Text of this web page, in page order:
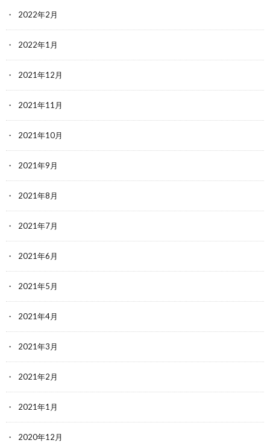
2022年2月
2022年1月
2021年12月
2021年11月
2021年10月
2021年9月
2021年8月
2021年7月
2021年6月
2021年5月
2021年4月
2021年3月
2021年2月
2021年1月
2020年12月